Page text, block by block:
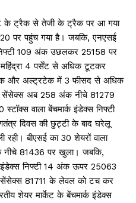
के ट्रैक से तेजी के ट्रैक पर आ गया
पर पहुंच गया है। जबकि, एनएसई
109 अंक उछलकर 25158 पर
4 पर्सेंट से अधिक टूटकर
और अल्ट्रटेक में 3 फीसद से अधिक
सेंसेक्स अब 258 अंक नीचे 81279
वाला बेंचमार्क इंडेक्स निफ्टी
दिवस की छुट्टी के बाद घरेलू
बीएसई का 30 शेयरों वाला
81436 पर खुला। जबकि,
इंडेक्स निफ्टी 14 अंक ऊपर 25063
सेंसेक्स 81711 के लेवल को टच कर
शेयर मार्केट के बेंचमार्क इंडेक्स